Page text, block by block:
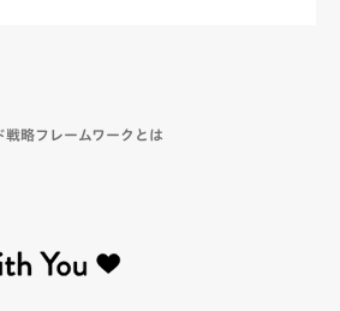
戦略フレームワークとは